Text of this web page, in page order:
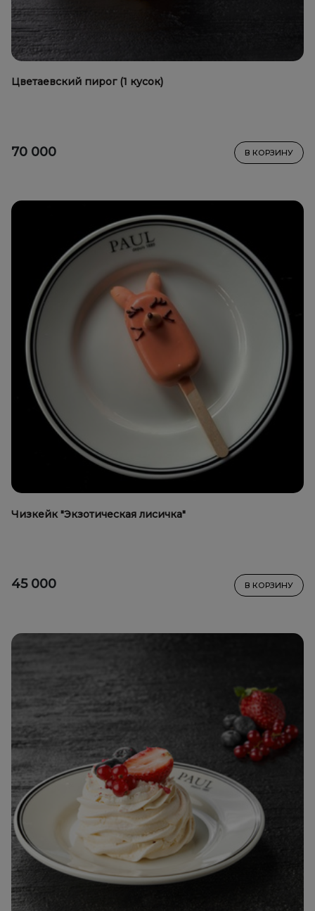
Цветаевский пирог (1 кусок)
70 000 В КОРЗИНУ
Чизкейк "Экзотическая лисичка"
45 000 В КОРЗИНУ